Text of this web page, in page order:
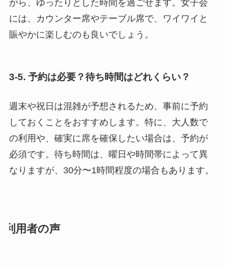
がら、ゆったりとした時間を過ごせます。女子会
には、カウンター席やテーブル席で、ワイワイと
賑やかに楽しむのも良いでしょう。
3-5. 予約は必要？待ち時間はどれくらい？
週末や祝日は混雑が予想されるため、事前に予約
しておくことをおすすめします。特に、大人数で
の利用や、確実に席を確保したい場合は、予約が
必須です。待ち時間は、曜日や時間帯によって異
なりますが、30分〜1時間程度の場合もあります。
利用者の声